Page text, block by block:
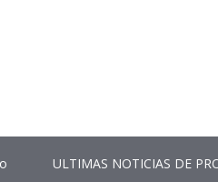
ULTIMAS NOTICIAS DE